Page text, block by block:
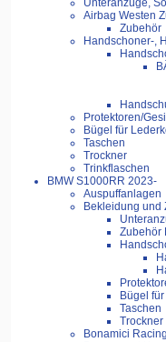
Unteranzüge,
Airbag Westen
Zubehör
Handschoner-,
Protektoren/
Bügel für
Taschen
Trockner
Trinkflaschen
BMW S1000RR 2023-
Auspuffanlagen
Bekleidung und
Zubehör
Bügel
Taschen
Trockner
Bonamici Racing